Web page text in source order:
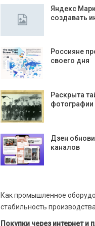
Яндекс
создавать
Россияне
своего дня
Раскрыта
фотографии
Дзен
каналов
Как промышленное
стабильность производства
Покупки через интернет и